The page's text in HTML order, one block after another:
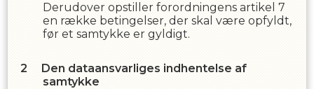
Derudover opstiller forordningens artikel 7
en række betingelser, der skal være opfyldt,
før et samtykke er gyldigt.
Den dataansvarliges indhentelse af
samtykke